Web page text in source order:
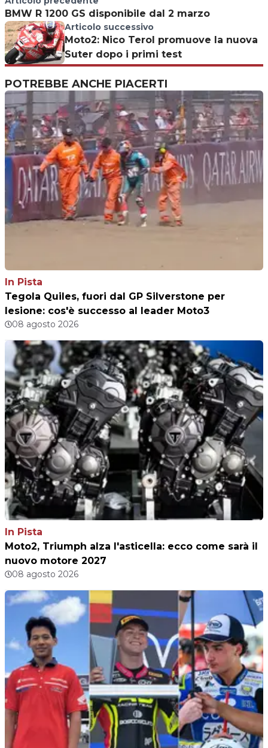
BMW R 1200 GS disponibile dal 2 marzo
Articolo successivo
Moto2: Nico Terol promuove la nuova
Suter dopo i primi test
POTREBBE ANCHE PIACERTI
In Pista
Tegola Quiles, fuori dal GP Silverstone per
lesione: cos'è successo al leader Moto3
08 agosto 2026
In Pista
Moto2, Triumph alza l'asticella: ecco come sarà il
nuovo motore 2027
08 agosto 2026